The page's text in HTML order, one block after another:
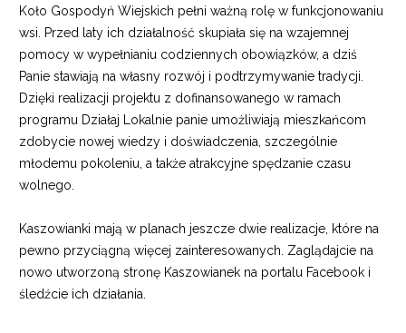
Koło Gospodyń Wiejskich pełni ważną rolę w funkcjonowaniu
wsi. Przed laty ich działalność skupiała się na wzajemnej
pomocy w wypełnianiu codziennych obowiązków, a dziś
Panie stawiają na własny rozwój i podtrzymywanie tradycji.
Dzięki realizacji projektu z dofinansowanego w ramach
programu Działaj Lokalnie panie umożliwiają mieszkańcom
zdobycie nowej wiedzy i doświadczenia, szczególnie
młodemu pokoleniu, a także atrakcyjne spędzanie czasu
wolnego.
Kaszowianki mają w planach jeszcze dwie realizacje, które na
pewno przyciągną więcej zainteresowanych. Zaglądajcie na
nowo utworzoną stronę Kaszowianek na portalu Facebook i
śledźcie ich działania.